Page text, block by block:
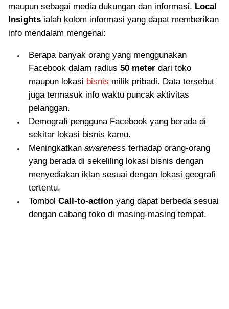
maupun sebagai media dukungan dan informasi. Local
Insights ialah kolom informasi yang dapat memberikan
info mendalam mengenai:
Berapa banyak orang yang menggunakan
Facebook dalam radius 50 meter dari toko
maupun lokasi bisnis milik pribadi. Data tersebut
juga termasuk info waktu puncak aktivitas
pelanggan.
Demografi pengguna Facebook yang berada di
sekitar lokasi bisnis kamu.
Meningkatkan awareness terhadap orang-orang
yang berada di sekeliling lokasi bisnis dengan
menyediakan iklan sesuai dengan lokasi geografi
tertentu.
Tombol Call-to-action yang dapat berbeda sesuai
dengan cabang toko di masing-masing tempat.